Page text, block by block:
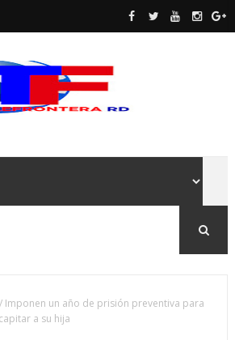
/ Imponen un año de prisión preventiva para
a su hija